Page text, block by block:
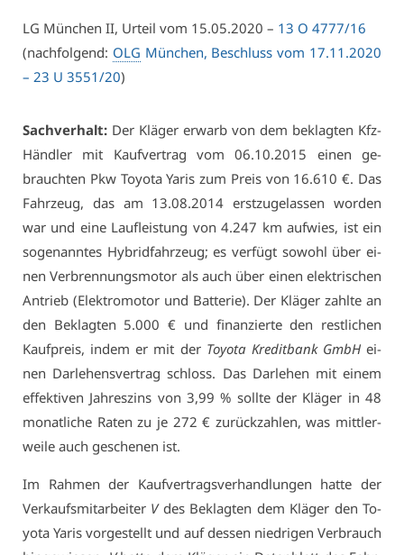
LG Mün­chen II, Ur­teil vom 15.05.2020 – 13 O 4777/16
(nach­fol­gend: OLG Mün­chen, Be­schluss vom 17.11.2020
– 23 U 3551/20)
Sach­ver­halt: Der Klä­ger er­warb von dem be­klag­ten Kfz-
Händ­ler mit Kauf­ver­trag vom 06.10.2015 ei­nen ge­
brauch­ten Pkw To­yo­ta Ya­ris zum Preis von 16.610 €. Das
Fahr­zeug, das am 13.08.2014 erst­zu­ge­las­sen wor­den
war und ei­ne Lauf­leis­tung von 4.247 km auf­wies, ist ein
so­ge­nann­tes Hy­bridfahr­zeug; es ver­fügt so­wohl über ei­
nen Ver­bren­nungs­mo­tor als auch über ei­nen elek­tri­schen
An­trieb (Elek­tro­mo­tor und Bat­te­rie). Der Klä­ger zahl­te an
den Be­klag­ten 5.000 € und fi­nan­zier­te den rest­li­chen
Kauf­preis, in­dem er mit der To­yo­ta Kre­dit­bank GmbHei­
nen Dar­le­hens­ver­trag schloss. Das Dar­le­hen mit ei­nem
ef­fek­ti­ven Jah­res­zins von 3,99 % soll­te der Klä­ger in 48
mo­nat­li­che Ra­ten zu je 272 € zu­rück­zah­len, was mitt­ler­
wei­le auch ge­sche­nen ist.
Im Rah­men der Kauf­ver­trags­ver­hand­lun­gen hat­te der
Ver­kaufs­mit­ar­bei­ter Vdes Be­klag­ten dem Klä­ger den To­
yo­ta Ya­ris vor­ge­stellt und auf des­sen nied­ri­gen Ver­brauch